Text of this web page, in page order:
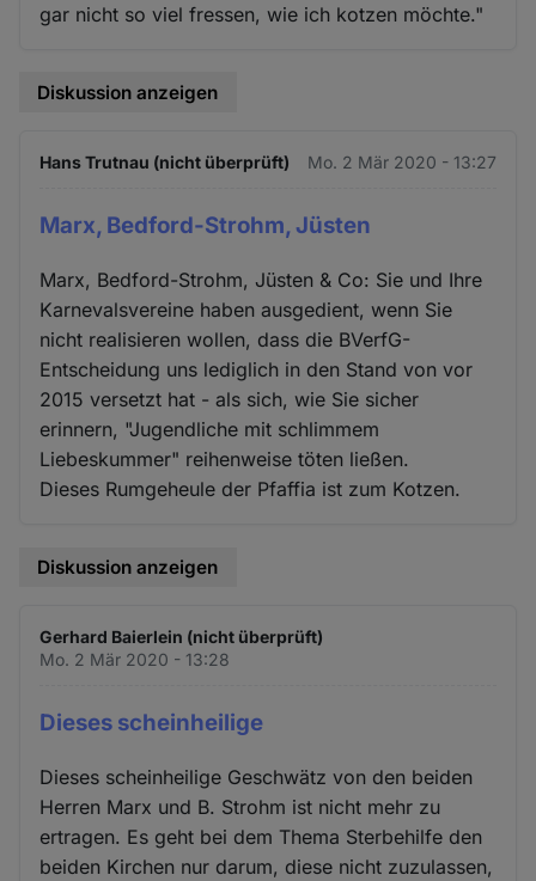
gar nicht so viel fressen, wie ich kotzen möchte."
Diskussion anzeigen
Hans Trutnau (nicht überprüft) Mo. 2 Mär 2020 - 13:27
Marx, Bedford-Strohm, Jüsten
Marx, Bedford-Strohm, Jüsten & Co: Sie und Ihre
Karnevalsvereine haben ausgedient, wenn Sie
nicht realisieren wollen, dass die BVerfG-
Entscheidung uns lediglich in den Stand von vor
2015 versetzt hat - als sich, wie Sie sicher
erinnern, "Jugendliche mit schlimmem
Liebeskummer" reihenweise töten ließen.
Dieses Rumgeheule der Pfaffia ist zum Kotzen.
Diskussion anzeigen
Gerhard Baierlein (nicht überprüft)
Mo. 2 Mär 2020 - 13:28
Dieses scheinheilige
Dieses scheinheilige Geschwätz von den beiden
Herren Marx und B. Strohm ist nicht mehr zu
ertragen. Es geht bei dem Thema Sterbehilfe den
beiden Kirchen nur darum, diese nicht zuzulassen,